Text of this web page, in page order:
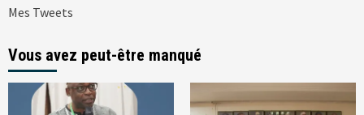
Mes Tweets
Vous avez peut-être manqué